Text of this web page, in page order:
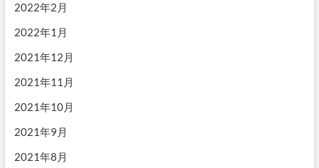
2022年2月
2022年1月
2021年12月
2021年11月
2021年10月
2021年9月
2021年8月